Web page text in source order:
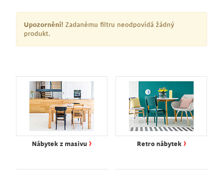
Upozornění! Zadanému filtru neodpovídá žádný
produkt.
Nábytek z masivu › Retro nábytek ›